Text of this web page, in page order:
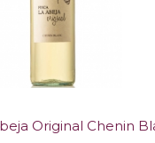
Original Chenin